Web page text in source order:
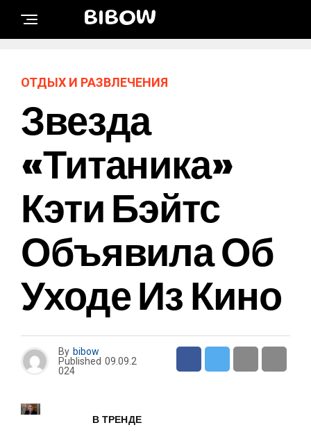
BIBOW
ОТДЫХ И РАЗВЛЕЧЕНИЯ
Звезда
«Титаника»
Кэти Бэйтс
Объявила Об
Уходе Из Кино
By bibow
Published 09.09.2
024
В ТРЕНДЕ